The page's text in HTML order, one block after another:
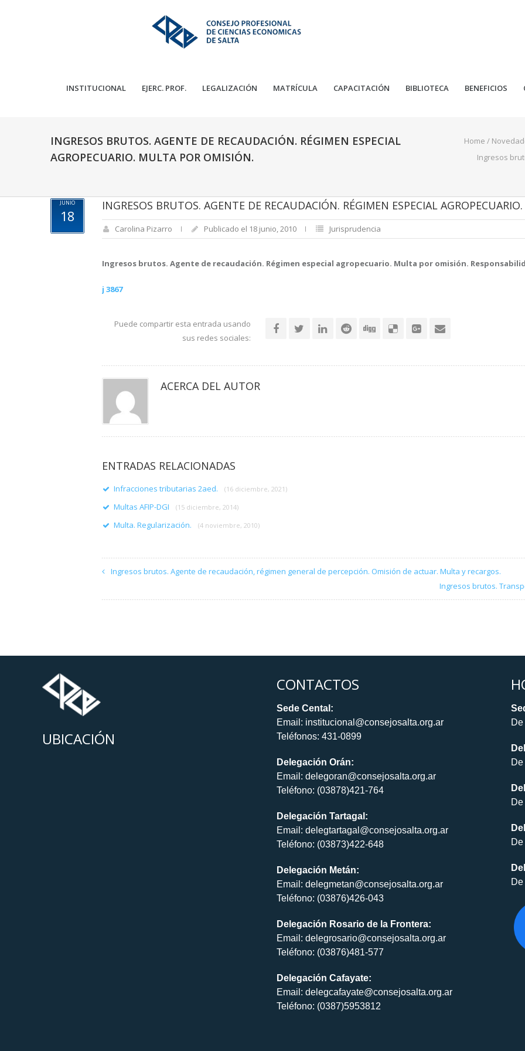
INSTITUCIONAL EJERC. PROF. LEGALIZACIÓN MATRÍCULA CAPACITACIÓN BIBLIOTECA BENEFICIOS
INGRESOS BRUTOS. AGENTE DE RECAUDACIÓN. RÉGIMEN ESPECIAL
AGROPECUARIO. MULTA POR OMISIÓN.
Home /
Ingresos
JUNIO
18
INGRESOS BRUTOS. AGENTE DE RECAUDACIÓN. RÉGIMEN ESPECIAL
Carolina Pizarro Publicado el 18 junio, 2010 Jurisprudencia
Ingresos brutos. Agente de recaudación. Régimen especial agropecuario. Multa por omisión.
j 3867
Puede compartir esta entrada usando
sus redes sociales:
ACERCA DEL AUTOR
ENTRADAS RELACIONADAS
Infracciones tributarias 2aed. (16 diciembre, 2021)
Multas AFIP-DGI (15 diciembre, 2014)
Multa. Regularización. (4 noviembre, 2010)
Ingresos brutos. Agente de recaudación, régimen general de percepción. Omisión de actuar. Multa y recargos.
Ingresos brutos.
UBICACIÓN
CONTACTOS
Sede Cental:
Email: institucional@consejosalta.org.ar
Teléfonos: 431-0899
Delegación Orán:
Email: delegoran@consejosalta.org.ar
Teléfono: (03878)421-764
Delegación Tartagal:
Email: delegtartagal@consejosalta.org.ar
Teléfono: (03873)422-648
Delegación Metán:
Email: delegmetan@consejosalta.org.ar
Teléfono: (03876)426-043
Delegación Rosario de la Frontera:
Email: delegrosario@consejosalta.org.ar
Teléfono: (03876)481-577
Delegación Cafayate:
Email: delegcafayate@consejosalta.org.ar
Teléfono: (0387)5953812